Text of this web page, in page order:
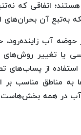
اتفاقی که
به‌تبع آن بحران‌های
آب
یا تغییر روش‌های
از پساب‌های
به مناطق مناسب
آب در همه